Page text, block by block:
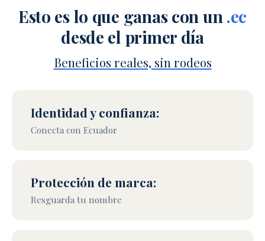
Esto es lo que ganas con un .ec
desde el primer día
Beneficios reales, sin rodeos
Identidad y confianza:
Conecta con Ecuador
Protección de marca:
Resguarda tu nombre